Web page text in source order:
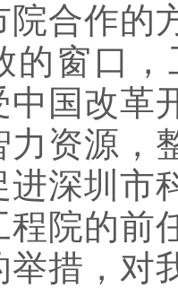
作的方
的窗口
中国改革
力资源，
进深圳市
程院的前
举措，对